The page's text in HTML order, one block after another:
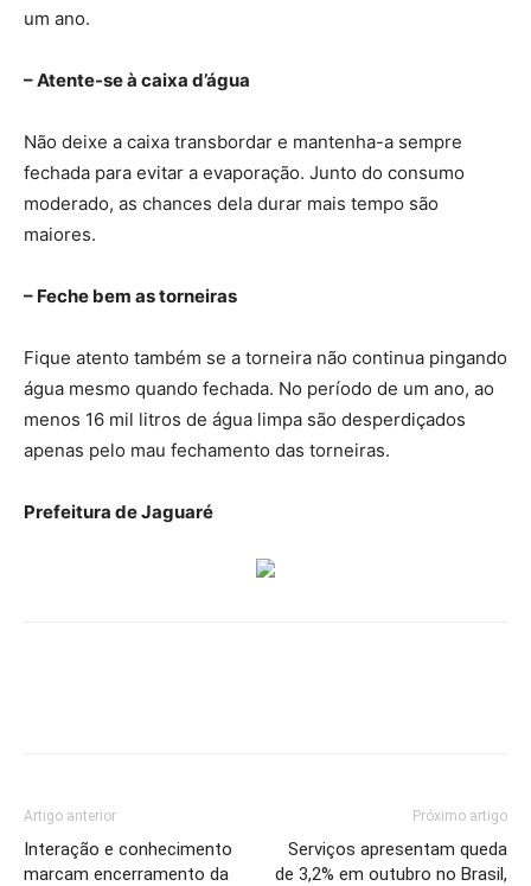
um ano.
– Atente-se à caixa d’água
Não deixe a caixa transbordar e mantenha-a sempre
fechada para evitar a evaporação. Junto do consumo
moderado, as chances dela durar mais tempo são
maiores.
– Feche bem as torneiras
Fique atento também se a torneira não continua pingando
água mesmo quando fechada. No período de um ano, ao
menos 16 mil litros de água limpa são desperdiçados
apenas pelo mau fechamento das torneiras.
Prefeitura de Jaguaré
Artigo anterior
Interação e conhecimento
marcam encerramento da
Próximo artigo
Serviços apresentam queda
de 3,2% em outubro no Brasil,